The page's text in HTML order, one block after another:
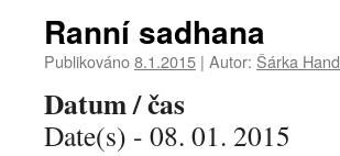
Ranní sadhana
Publikováno8.1.2015 | Autor: Šárka
Datum / čas
Date(s) - 08. 01. 2015